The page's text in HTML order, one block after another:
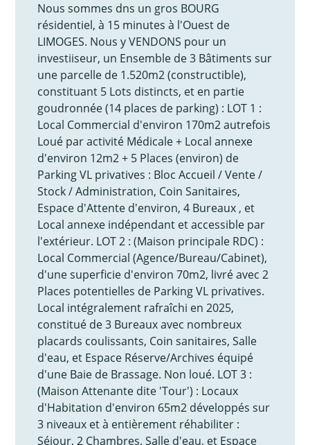
Nous sommes dns un gros BOURG
résidentiel, à 15 minutes à l'Ouest de
LIMOGES. Nous y VENDONS pour un
investiiseur, un Ensemble de 3 Bâtiments sur
une parcelle de 1.520m2 (constructible),
constituant 5 Lots distincts, et en partie
goudronnée (14 places de parking) : LOT 1 :
Local Commercial d'environ 170m2 autrefois
Loué par activité Médicale + Local annexe
d'environ 12m2 + 5 Places (environ) de
Parking VL privatives : Bloc Accueil / Vente /
Stock / Administration, Coin Sanitaires,
Espace d'Attente d'environ, 4 Bureaux , et
Local annexe indépendant et accessible par
l'extérieur. LOT 2 : (Maison principale RDC) :
Local Commercial (Agence/Bureau/Cabinet),
d'une superficie d'environ 70m2, livré avec 2
Places potentielles de Parking VL privatives.
Local intégralement rafraîchi en 2025,
constitué de 3 Bureaux avec nombreux
placards coulissants, Coin sanitaires, Salle
d'eau, et Espace Réserve/Archives équipé
d'une Baie de Brassage. Non loué. LOT 3 :
(Maison Attenante dite 'Tour') : Locaux
d'Habitation d'environ 65m2 développés sur
3 niveaux et à entièrement réhabiliter :
Séjour, 2 Chambres, Salle d'eau, et Espace